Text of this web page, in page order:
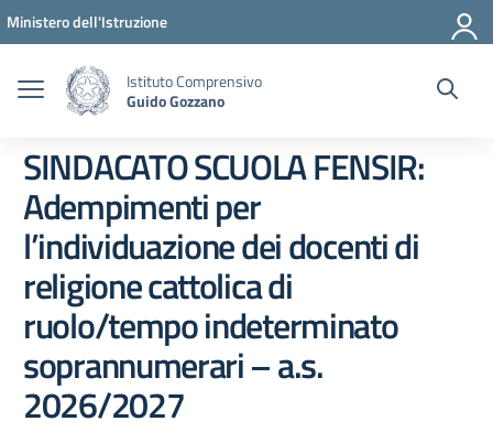
Vai ai contenuti
Vai al menu di navigazione
Vai al footer
Ministero dell'Istruzione
Istituto Comprensivo
Guido Gozzano
SINDACATO SCUOLA FENSIR:
Adempimenti per
l’individuazione dei docenti di
religione cattolica di
ruolo/tempo indeterminato
soprannumerari – a.s.
2026/2027